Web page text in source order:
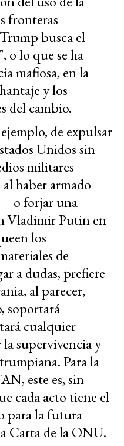
fronteras
busca el
o lo que se ha
mafiosa, en la
y los
del cambio.
de expulsar
Unidos sin
militares
haber armado
o forjar una
Vladimir Putin en
los
de
a dudas, prefiere
al parecer,
soportará
cualquier
supervivencia y
Para la
este es, sin
cada acto tiene el
para la futura
Carta de la ONU.